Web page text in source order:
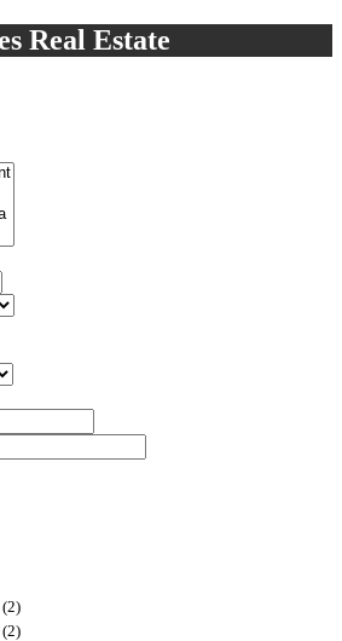
Real Estate
(2)
(2)